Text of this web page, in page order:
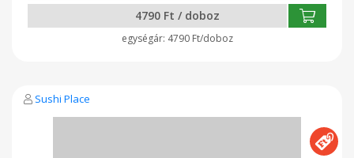
4790 Ft / doboz
4790 Ft/doboz
Sushi Place